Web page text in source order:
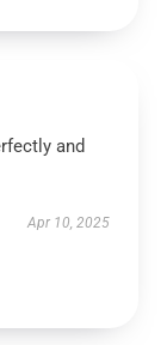
and
Apr 10, 2025